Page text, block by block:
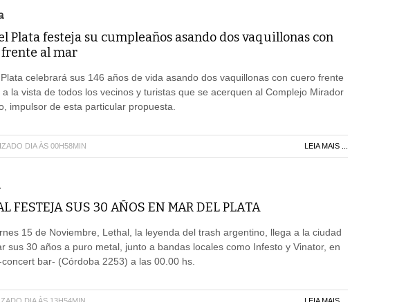
Plata festeja su cumpleaños asando dos vaquillonas con
al mar
celebrará sus 146 años de vida asando dos vaquillonas con cuero frente
a la vista de todos los vecinos y turistas que se acerquen al Complejo Mirador
impulsor de esta particular propuesta.
DIA ÀS 00H58MIN LEIA MAIS ...
FESTEJA SUS 30 AÑOS EN MAR DEL PLATA
15 de Noviembre, Lethal, la leyenda del trash argentino, llega a la ciudad
sus 30 años a puro metal, junto a bandas locales como Infesto y Vinator, en
concert bar- (Córdoba 2253) a las 00.00 hs.